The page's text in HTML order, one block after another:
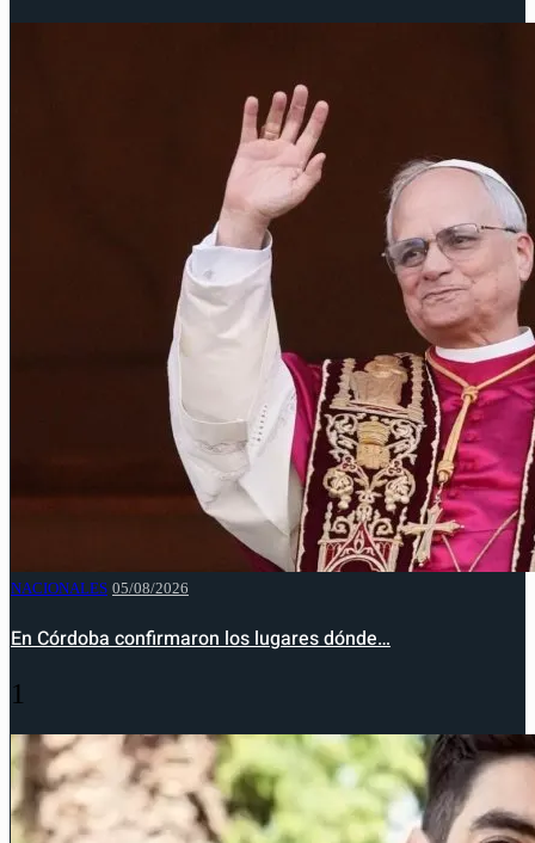
NACIONALES 05/08/2026
En Córdoba confirmaron los lugares dónde…
1